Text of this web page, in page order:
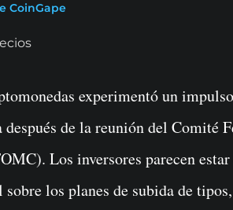
CoinGape
después de la reunión del Comité
Los inversores parecen
sobre los planes de subida de